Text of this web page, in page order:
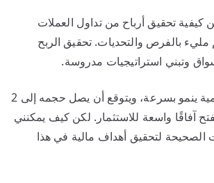
تحقيق أرباح من تداول العملات
مليء بالفرص والتحديات. تحقيق الربح
وتبني استراتيجيات مدروسة.
سوق العملات الرقمية ينمو بسرعة، ويتوقع أن يصل حجمه إلى 2
آفاقًا واسعة للاستثمار. لكن كيف يمكنني
الصحيحة لتحقيق أهداف مالية في هذا